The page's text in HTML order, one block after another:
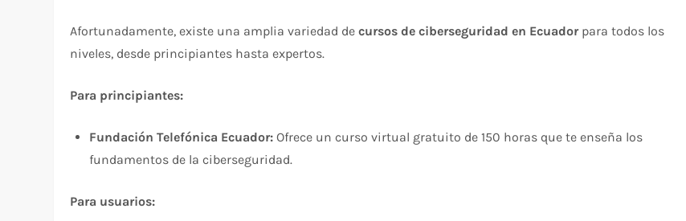
Afortunadamente, existe una amplia variedad decursos de ciberseguridad en Ecuadorpara todos los
niveles, desde principiantes hasta expertos.
Para principiantes:
Fundación Telefónica Ecuador: Ofrece un curso virtual gratuito de 150 horas que te enseña los
fundamentos de la ciberseguridad.
Para usuarios: